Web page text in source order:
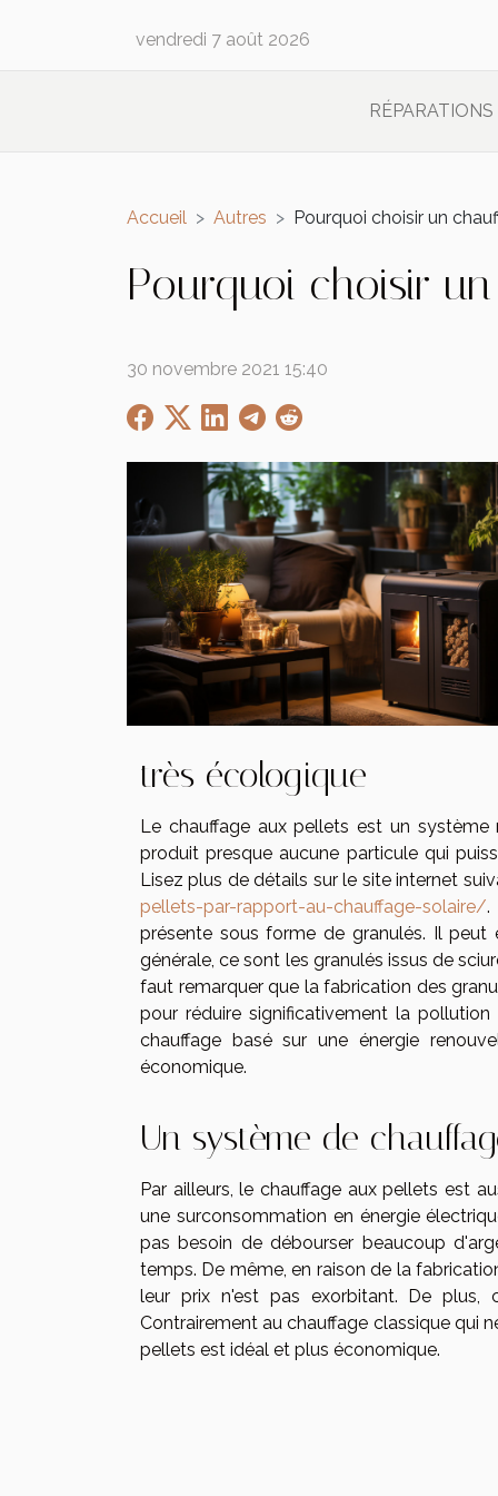
vendredi 7 août 2026
RÉPARATIONS
Accueil Autres Pourquoi choisir un
Pourquoi choisir
30 novembre 2021 15:40
très écologique
Le chauffage aux pellets est un
produit presque aucune particule qui
Lisez plus de détails sur le site internet
pellets-par-rapport-au-chauffage-solaire/.
présente sous forme de granulés. Il
générale, ce sont les granulés issus de
faut remarquer que la fabrication des
pour réduire significativement la
chauffage basé sur une énergie
économique.
Un système de
Par ailleurs, le chauffage aux pellets est
une surconsommation en énergie
pas besoin de débourser beaucoup
temps. De même, en raison de la
leur prix n'est pas exorbitant. De plus,
Contrairement au chauffage classique qui
pellets est idéal et plus économique.